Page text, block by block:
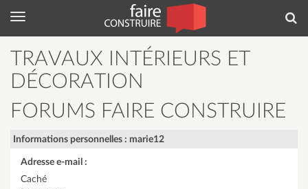
Menu
TRAVAUX INTÉRIEURS ET
DÉCORATION
FORUMS FAIRE CONSTRUIRE
Informations personnelles : marie12
Adresse e-mail :
Caché